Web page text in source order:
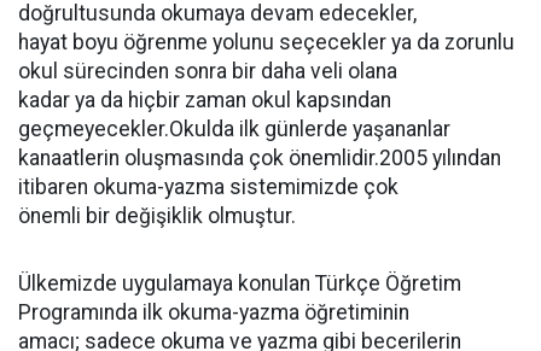
doğrultusunda okumaya devam edecekler,
hayat boyu öğrenme yolunu seçecekler ya da zorunlu
okul sürecinden sonra bir daha veli olana
kadar ya da hiçbir zaman okul kapsından
geçmeyecekler.Okulda ilk günlerde yaşananlar
kanaatlerin oluşmasında çok önemlidir.2005 yılından
itibaren okuma-yazma sistemimizde çok
önemli bir değişiklik olmuştur.
Ülkemizde uygulamaya konulan Türkçe Öğretim
Programında ilk okuma-yazma öğretiminin
amacı; sadece okuma ve yazma gibi becerilerin